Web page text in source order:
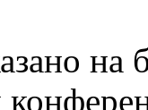
на